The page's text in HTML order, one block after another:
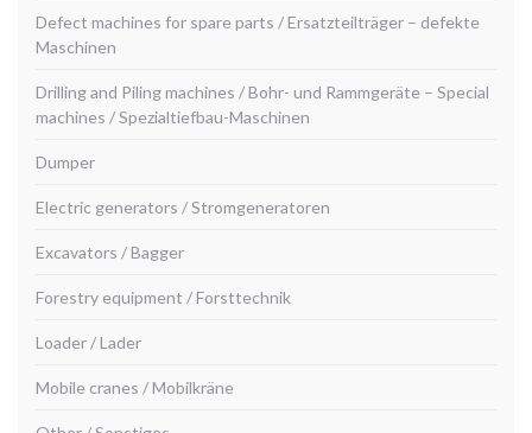
Defect machines for spare parts / Ersatzteilträger – defekte
Maschinen
Drilling and Piling machines / Bohr- und Rammgeräte – Special
machines / Spezialtiefbau-Maschinen
Dumper
Electric generators / Stromgeneratoren
Excavators / Bagger
Forestry equipment / Forsttechnik
Loader / Lader
Mobile cranes / Mobilkräne